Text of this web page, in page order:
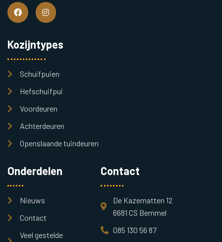
Kozijntypes
Schuifpuien
Hefschuifpui
Voordeuren
Achterdeuren
Openslaande tuindeuren
Onderdelen
Nieuws
Contact
Veel gestelde
Contact
De Kazematten 12
6681 CS Bemmel
085 130 56 87